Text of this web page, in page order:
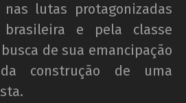
lutas protagonizadas
e pela classe
de sua emancipação
construção de uma